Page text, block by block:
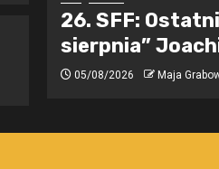
26. SFF:
sierpnia”
05/08/2026 Maja